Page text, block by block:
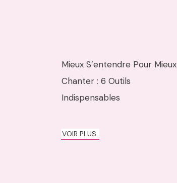
Mieux S’entendre Pour Mieux
Chanter : 6 Outils
Indispensables
VOIR PLUS